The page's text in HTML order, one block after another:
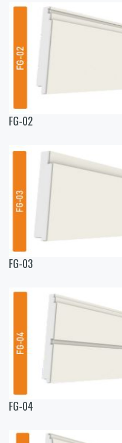
FG-02
FG-03
FG-04